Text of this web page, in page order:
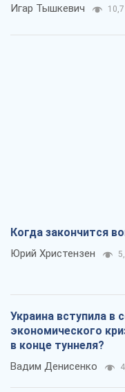
Игар Тышкевич 10,7
Когда закончится
Юрий Христензен
Украина вступила в
экономического
в конце туннеля?
Вадим Денисенко